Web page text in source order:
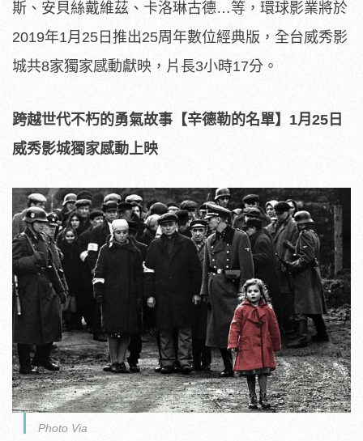
斯、安貝絲戴維茲、卡洛琳古德…等，環球影業將於
2019年1月25日推出25周年數位經典版，全台威秀影
城共8家獨家感動獻映，片長3小時17分。
跨越世代不朽的勇氣故事【辛德勒的名單】1月25日
威秀影城獨家感動上映
Photo Via